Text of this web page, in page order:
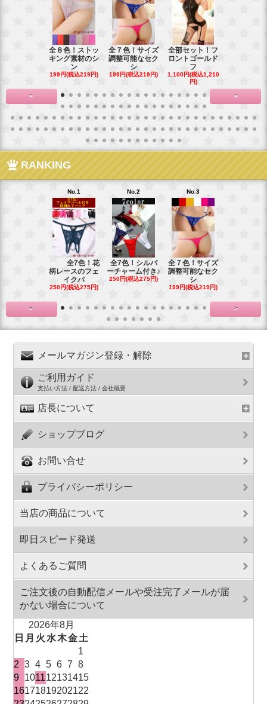
全８色！ストッ
キング素材のシ
ン
199円(税込219円)
全７色！サイズ
調整可能なセク
シ
199円(税込219円)
全部セット！フ
ロントゴールド
フ
1,100円(税込1,210
円)
< >
RANKING
No.1
全7色！花
柄レースのフェ
イクパ
250円(税込275円)
No.2
全7色！シルバ
ーチャーム付き♪
250円(税込275円)
No.3
全７色！サイズ
調整可能なセク
シ
199円(税込219円)
< >
メールマガジン登録・解除
ご利用ガイド
支払い方法 / 配送方法 / 会社概要
店長について
ショップブログ
お問い合せ
プライバシーポリシー
当店の商品について
即日スピード発送
よくあるご質問
ご注文後の自動配信メールや受注完了メールが届
かない場合について
2026年8月
日 月 火 水木金土
1
2
3 4 5 6 7
8
9 101112131415
16171819202122